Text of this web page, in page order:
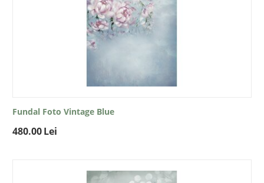
Fundal Foto Vintage Blue
480.00Lei